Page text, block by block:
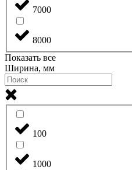
7000
8000
Показать все
Ширина, мм
100
1000